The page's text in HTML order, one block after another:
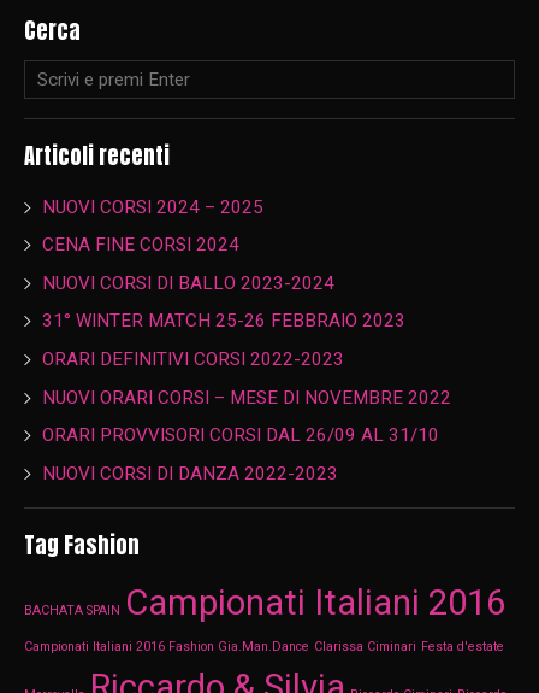
Cerca
Articoli recenti
NUOVI CORSI 2024 – 2025
CENA FINE CORSI 2024
NUOVI CORSI DI BALLO 2023-2024
31° WINTER MATCH 25-26 FEBBRAIO 2023
ORARI DEFINITIVI CORSI 2022-2023
NUOVI ORARI CORSI – MESE DI NOVEMBRE 2022
ORARI PROVVISORI CORSI DAL 26/09 AL 31/10
NUOVI CORSI DI DANZA 2022-2023
Tag Fashion
BACHATA SPAIN Campionati Italiani 2016
Campionati Italiani 2016 Fashion Gia.Man.Dance Clarissa Ciminari Festa d'estate